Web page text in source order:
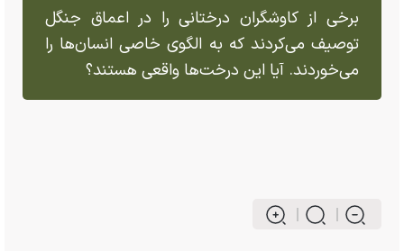
برخی از کاوشگران درختانی را در اعماق جنگل
توصیف می‌کردند که به الگوی خاصی انسان‌ها را
می‌خوردند. آیا این درخت‌ها واقعی هستند؟